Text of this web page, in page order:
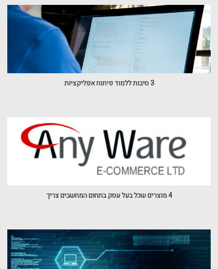
3 סיבות ללמוד פיתוח אפליקציות
4 מוצרים שכל בעל עסק בתחום המחשבים צריך